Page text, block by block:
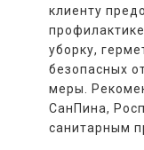
клиенту
уборку,
безопасных
меры.
СанПина,
санитарным